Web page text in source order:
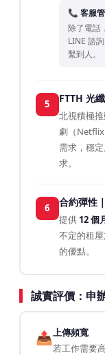
📞 客服
除了電話
LINE 諮
繫到人。
5 FTTH 光
北視積極
劇（
需求，穩
求。
6 合約彈性
提供 12 個
不定的租
的優點。
誠實評價：申
📤 上傳頻寬
若工作需要